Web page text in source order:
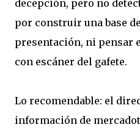
decepción, pero no
por construir una base
presentación, ni pensar
con escáner del gafete.
Lo recomendable: el
información de